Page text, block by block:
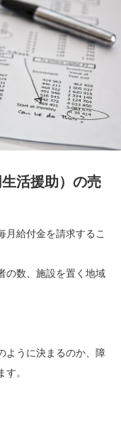
活援助）の売
月給付金を請求するこ
の数、施設を置く地域
ように決まるのか、障
。